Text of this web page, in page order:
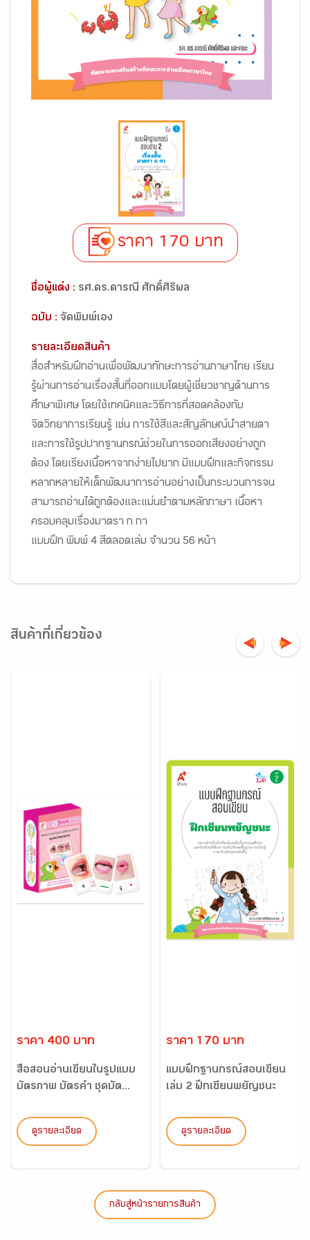
ราคา 170 บาท
ชื่อผู้แต่ง : รศ.ดร.ดารณี ศักดิ์ศิริผล
ฉบับ : จัดพิมพ์เอง
รายละเอียดสินค้า
สื่อสำหรับฝึกอ่านเพื่อพัฒนาทักษะการอ่านภาษาไทย เรียน
รู้ผ่านการอ่านเรื่องสั้นที่ออกแบบโดยผู้เชี่ยวชาญด้านการ
ศึกษาพิเศษ โดยใช้เทคนิคและวิธีการที่สอดคล้องกับ
จิตวิทยาการเรียนรู้ เช่น การใช้สีและสัญลักษณ์นำสายตา
และการใช้รูปปากฐานกรณ์ช่วยในการออกเสียงอย่างถูก
ต้อง โดยเรียงเนื้อหาจากง่ายไปยาก มีแบบฝึกและกิจกรรม
หลากหลายให้เด็กพัฒนาการอ่านอย่างเป็นกระบวนการจน
สามารถอ่านได้ถูกต้องและแม่นยำตามหลักภาษา เนื้อหา
ครอบคลุมเรื่องมาตรา ก กา
แบบฝึก พิมพ์ 4 สีตลอดเล่ม จำนวน 56 หน้า
สินค้าที่เกี่ยวข้อง
ราคา 400 บาท
สื่อสอนอ่านเขียนในรูปแบบ
บัตรภาพ บัตรคำ ชุดบัต...
ดูรายละเอียด
ราคา 170 บาท
แบบฝึกฐานกรณ์สอนเขียน
เล่ม 2 ฝึกเขียนพยัญชนะ
ดูรายละเอียด
กลับสู่หน้ารายการสินค้า